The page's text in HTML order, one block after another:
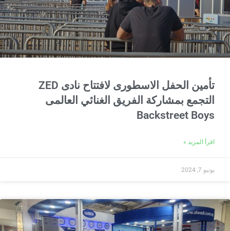
تأمين الحفل الاسطورى لافتتاح نادى ZED
التجمع بمشاركة الفريق الغنائي العالمى
Backstreet Boys
اقرأ المزيد »
يونيو 7, 2024